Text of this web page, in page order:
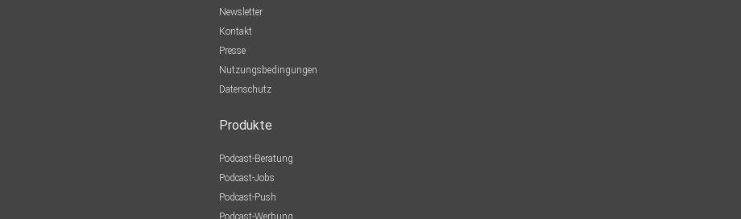
Newsletter
Kontakt
Presse
Nutzungsbedingungen
Datenschutz
Produkte
Podcast-Beratung
Podcast-Jobs
Podcast-Push
Podcast-Werbung